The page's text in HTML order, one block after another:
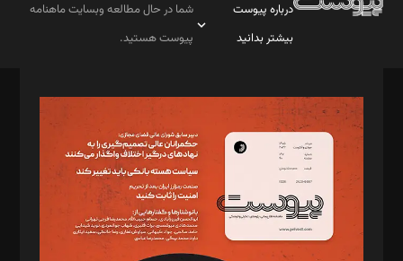
درباره پیوست
بیشتر بدانید
شما در حال مطالعه وبسایت ماهنامه
پیوست هستید.
مدیر مسئول: محمدباقر اثنی‌عشری
سردبیر: مهرک محمودی
دبیر تحریریه: میثم قاسمی
د‌بیر ناداستان: سمانه سمیع
د‌بیر خدمت و تجارت: ابوالفضل رجبی
د‌بیر حقوق فناوری: حسام‌الدین ایپکچی
د‌بیر پیوست جهان: مینا پاکدل